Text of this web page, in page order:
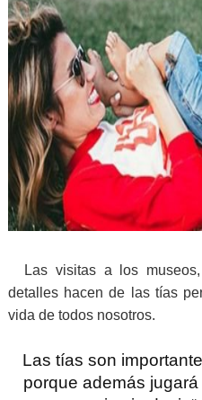
Las visitas a los
detalles hacen de las tías
vida de todos nosotros.
Las tías son
porque además